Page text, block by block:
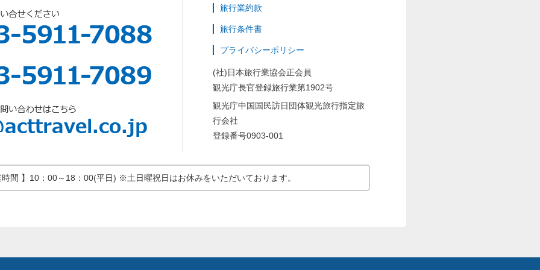
旅行業約款
旅行条件書
プライバシーポリシー
(社)日本旅行業協会正会員
観光庁長官登録旅行業第1902号
観光庁中国国民訪日団体観光旅行指定旅
行会社
登録番号0903-001
間 】10：00～18：00(平日) ※土日曜祝日はお休みをいただいております。